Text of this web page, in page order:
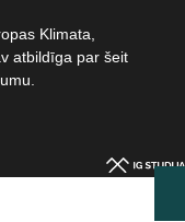
Klimata,
atbildīga par šeit